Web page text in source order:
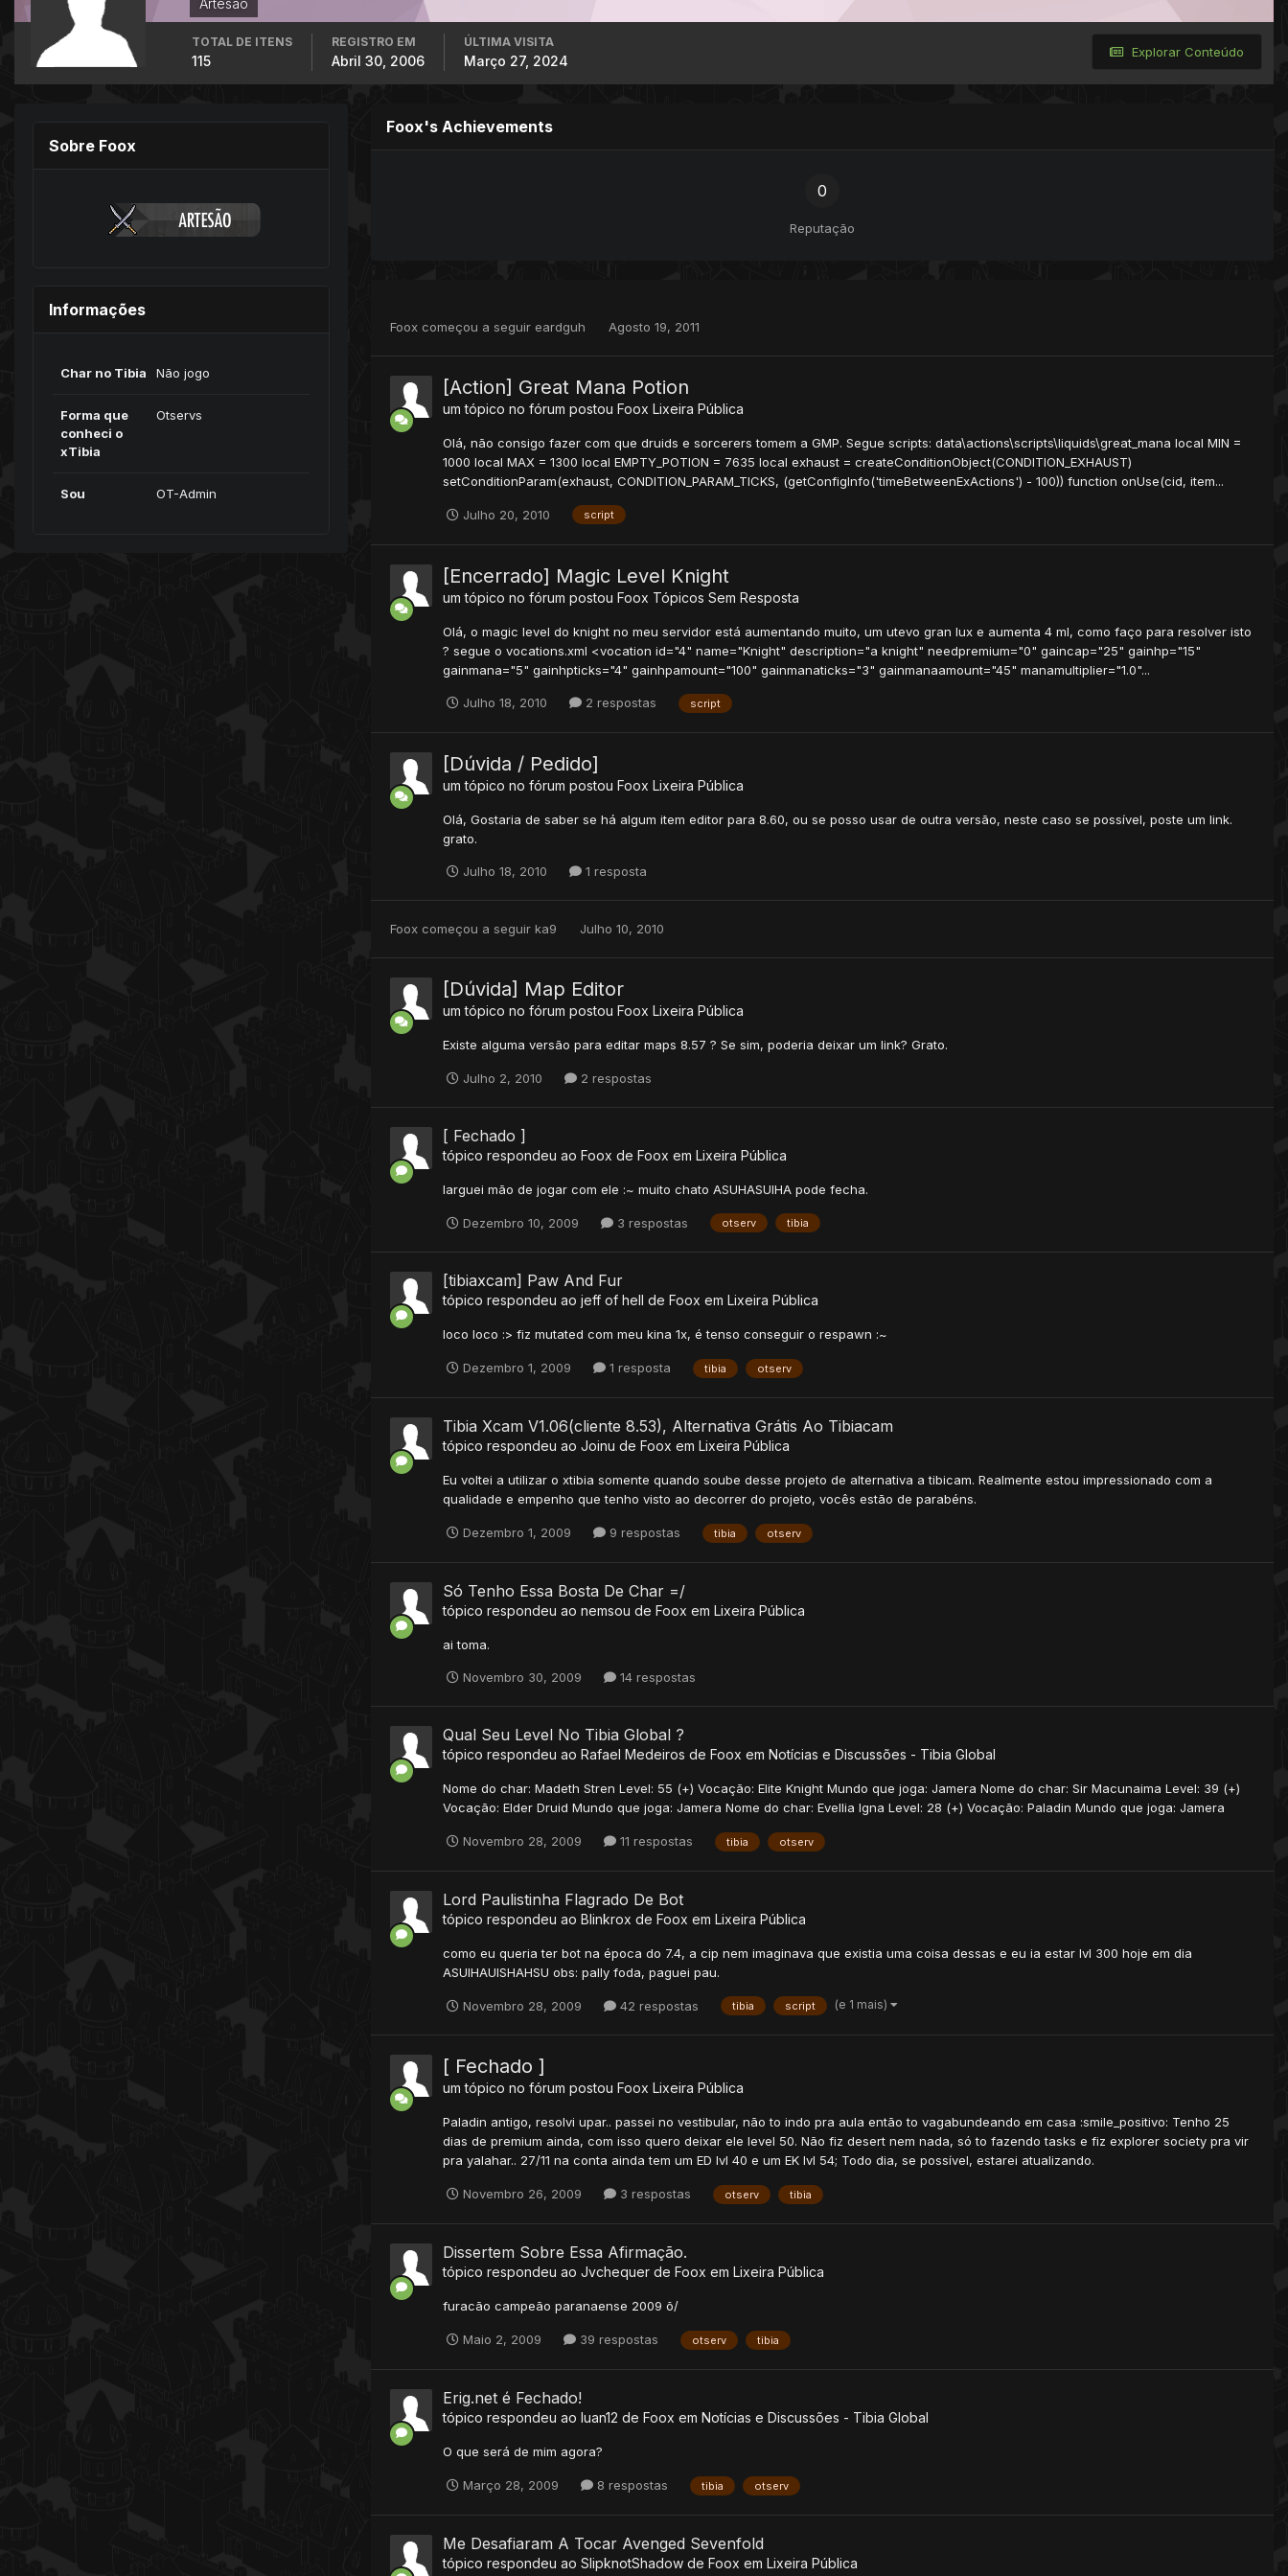
Explorar Conteúdo
TOTAL DE ITENS
115
REGISTRO EM
Abril 30, 2006
ÚLTIMA VISITA
Março 27, 2024
Sobre Foox
Informações
Char no Tibia Não jogo
Forma que
conheci o
xTibia
Otservs
Sou OT-Admin
Foox's Achievements
0
Reputação
Foox começou a seguir eardguh Agosto 19, 2011
[Action] Great Mana Potion
um tópico no fórum postou Foox Lixeira Pública
Olá, não consigo fazer com que druids e sorcerers tomem a GMP. Segue scripts: data\actions\scripts\liquids\great_mana local MIN =
1000 local MAX = 1300 local EMPTY_POTION = 7635 local exhaust = createConditionObject(CONDITION_EXHAUST)
setConditionParam(exhaust, CONDITION_PARAM_TICKS, (getConfigInfo('timeBetweenExActions') - 100)) function onUse(cid, item...
Julho 20, 2010 script
[Encerrado] Magic Level Knight
um tópico no fórum postou Foox Tópicos Sem Resposta
Olá, o magic level do knight no meu servidor está aumentando muito, um utevo gran lux e aumenta 4 ml, como faço para resolver isto
? segue o vocations.xml <vocation id="4" name="Knight" description="a knight" needpremium="0" gaincap="25" gainhp="15"
gainmana="5" gainhpticks="4" gainhpamount="100" gainmanaticks="3" gainmanaamount="45" manamultiplier="1.0"...
Julho 18, 2010 2 respostas script
[Dúvida / Pedido]
um tópico no fórum postou Foox Lixeira Pública
Olá, Gostaria de saber se há algum item editor para 8.60, ou se posso usar de outra versão, neste caso se possível, poste um link.
grato.
Julho 18, 2010 1 resposta
Foox começou a seguir ka9 Julho 10, 2010
[Dúvida] Map Editor
um tópico no fórum postou Foox Lixeira Pública
Existe alguma versão para editar maps 8.57 ? Se sim, poderia deixar um link? Grato.
Julho 2, 2010 2 respostas
[ Fechado ]
tópico respondeu ao Foox de Foox em Lixeira Pública
larguei mão de jogar com ele :~ muito chato ASUHASUIHA pode fecha.
Dezembro 10, 2009 3 respostas otserv tibia
[tibiaxcam] Paw And Fur
tópico respondeu ao jeff of hell de Foox em Lixeira Pública
loco loco :> fiz mutated com meu kina 1x, é tenso conseguir o respawn :~
Dezembro 1, 2009 1 resposta tibia otserv
Tibia Xcam V1.06(cliente 8.53), Alternativa Grátis Ao Tibiacam
tópico respondeu ao Joinu de Foox em Lixeira Pública
Eu voltei a utilizar o xtibia somente quando soube desse projeto de alternativa a tibicam. Realmente estou impressionado com a
qualidade e empenho que tenho visto ao decorrer do projeto, vocês estão de parabéns.
Dezembro 1, 2009 9 respostas tibia otserv
Só Tenho Essa Bosta De Char =/
tópico respondeu ao nemsou de Foox em Lixeira Pública
ai toma.
Novembro 30, 2009 14 respostas
Qual Seu Level No Tibia Global ?
tópico respondeu ao Rafael Medeiros de Foox em Notícias e Discussões - Tibia Global
Nome do char: Madeth Stren Level: 55 (+) Vocação: Elite Knight Mundo que joga: Jamera Nome do char: Sir Macunaima Level: 39 (+)
Vocação: Elder Druid Mundo que joga: Jamera Nome do char: Evellia Igna Level: 28 (+) Vocação: Paladin Mundo que joga: Jamera
Novembro 28, 2009 11 respostas tibia otserv
Lord Paulistinha Flagrado De Bot
tópico respondeu ao Blinkrox de Foox em Lixeira Pública
como eu queria ter bot na época do 7.4, a cip nem imaginava que existia uma coisa dessas e eu ia estar lvl 300 hoje em dia
ASUIHAUISHAHSU obs: pally foda, paguei pau.
Novembro 28, 2009 42 respostas tibia script (e 1 mais)
[ Fechado ]
um tópico no fórum postou Foox Lixeira Pública
Paladin antigo, resolvi upar.. passei no vestibular, não to indo pra aula então to vagabundeando em casa :smile_positivo: Tenho 25
dias de premium ainda, com isso quero deixar ele level 50. Não fiz desert nem nada, só to fazendo tasks e fiz explorer society pra vir
pra yalahar.. 27/11 na conta ainda tem um ED lvl 40 e um EK lvl 54; Todo dia, se possível, estarei atualizando.
Novembro 26, 2009 3 respostas otserv tibia
Dissertem Sobre Essa Afirmação.
tópico respondeu ao Jvchequer de Foox em Lixeira Pública
furacão campeão paranaense 2009 õ/
Maio 2, 2009 39 respostas otserv tibia
Erig.net é Fechado!
tópico respondeu ao luan12 de Foox em Notícias e Discussões - Tibia Global
O que será de mim agora?
Março 28, 2009 8 respostas tibia otserv
Me Desafiaram A Tocar Avenged Sevenfold
tópico respondeu ao SlipknotShadow de Foox em Lixeira Pública